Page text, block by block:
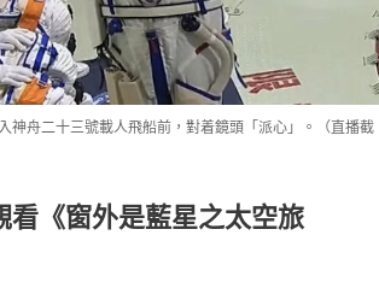
神舟二十三號載人飛船前，對着鏡頭「派心」。（直播截
看《窗外是藍星之太空旅